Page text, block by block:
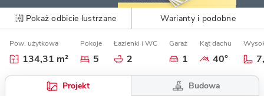
Pokaż odbicie lustrzane Warianty i podobne
Pow. użytkowa
134,31 m²
Pokoje
5
Łazienki i WC
2
Garaż
1
Kąt dachu
40°
Projekt Budowa